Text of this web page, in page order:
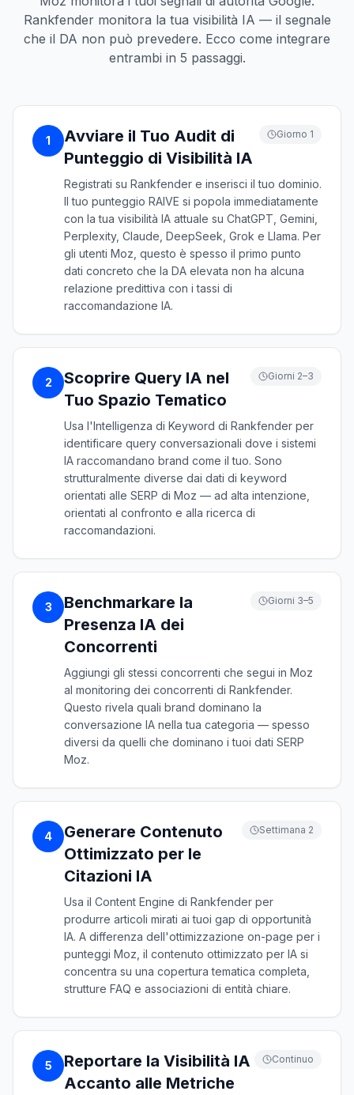
Rankfender monitora la tua visibilità IA — il segnale
che il DA non può prevedere. Ecco come integrare
entrambi in 5 passaggi.
1
Avviare il Tuo Audit di
Punteggio di Visibilità IA
Giorno 1
Registrati su Rankfender e inserisci il tuo dominio.
Il tuo punteggio RAIVE si popola immediatamente
con la tua visibilità IA attuale su ChatGPT, Gemini,
Perplexity, Claude, DeepSeek, Grok e Llama. Per
gli utenti Moz, questo è spesso il primo punto
dati concreto che la DA elevata non ha alcuna
relazione predittiva con i tassi di
raccomandazione IA.
2
Scoprire Query IA nel
Tuo Spazio Tematico
Giorni 2–3
Usa l'Intelligenza di Keyword di Rankfender per
identificare query conversazionali dove i sistemi
IA raccomandano brand come il tuo. Sono
strutturalmente diverse dai dati di keyword
orientati alle SERP di Moz — ad alta intenzione,
orientati al confronto e alla ricerca di
raccomandazioni.
3
Benchmarkare la
Presenza IA dei
Concorrenti
Giorni 3–5
Aggiungi gli stessi concorrenti che segui in Moz
al monitoring dei concorrenti di Rankfender.
Questo rivela quali brand dominano la
conversazione IA nella tua categoria — spesso
diversi da quelli che dominano i tuoi dati SERP
Moz.
4
Generare Contenuto
Ottimizzato per le
Citazioni IA
Settimana 2
Usa il Content Engine di Rankfender per
produrre articoli mirati ai tuoi gap di opportunità
IA. A differenza dell'ottimizzazione on-page per i
punteggi Moz, il contenuto ottimizzato per IA si
concentra su una copertura tematica completa,
strutture FAQ e associazioni di entità chiare.
5
Reportare la Visibilità IA
Accanto alle Metriche
Continuo